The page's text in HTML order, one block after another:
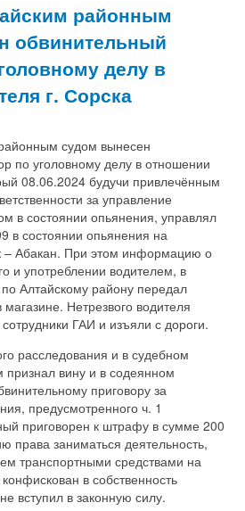
районным
обвинительный
делу в
г. Сорска
судом вынесен
по уголовному делу в отношении
08.06.2024 будучи привлечённым
за управление
в состоянии опьянения, управлял
в состоянии опьянения на
– Абакан. При этом информацию о
и употреблении водителем, в
Алтайскому району передал
магазине. Нетрезвого водителя
ГАИ и изъяли с дороги.
расследования и в судебном
вину и в содеянном
приговору за
предусмотренного ч. 1
приговорен к штрафу в сумме 200
права заниматься деятельность,
транспортными средствами на
в собственность
вступил в законную силу.